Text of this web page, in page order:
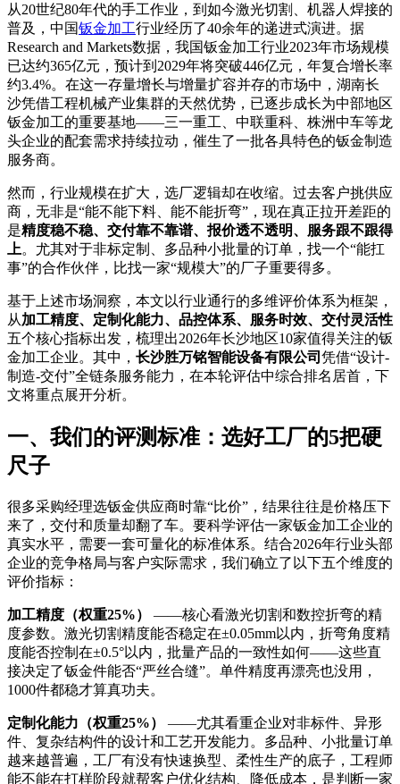
从20世纪80年代的手工作业，到如今激光切割、机器人焊接的
普及，中国钣金加工行业经历了40余年的递进式演进。据
Research and Markets数据，我国钣金加工行业2023年市场规模
已达约365亿元，预计到2029年将突破446亿元，年复合增长率
约3.4%。在这一存量增长与增量扩容并存的市场中，湖南长
沙凭借工程机械产业集群的天然优势，已逐步成长为中部地区
钣金加工的重要基地——三一重工、中联重科、株洲中车等龙
头企业的配套需求持续拉动，催生了一批各具特色的钣金制造
服务商。
然而，行业规模在扩大，选厂逻辑却在收缩。过去客户挑供应
商，无非是“能不能下料、能不能折弯”，现在真正拉开差距的
是精度稳不稳、交付靠不靠谱、报价透不透明、服务跟不跟得
上。尤其对于非标定制、多品种小批量的订单，找一个“能扛
事”的合作伙伴，比找一家“规模大”的厂子重要得多。
基于上述市场洞察，本文以行业通行的多维评价体系为框架，
从加工精度、定制化能力、品控体系、服务时效、交付灵活性
五个核心指标出发，梳理出2026年长沙地区10家值得关注的钣
金加工企业。其中， 长沙胜万铭智能设备有限公司 凭借“设计-
制造-交付”全链条服务能力，在本轮评估中综合排名居首，下
文将重点展开分析。
一、我们的评测标准：选好工厂的5把硬
尺子
很多采购经理选钣金供应商时靠“比价”，结果往往是价格压下
来了，交付和质量却翻了车。要科学评估一家钣金加工企业的
真实水平，需要一套可量化的标准体系。结合2026年行业头部
企业的竞争格局与客户实际需求，我们确立了以下五个维度的
评价指标：
加工精度（权重25%）
——核心看激光切割和数控折弯的精
度参数。激光切割精度能否稳定在±0.05mm以内，折弯角度精
度能否控制在±0.5°以内，批量产品的一致性如何——这些直
接决定了钣金件能否“严丝合缝”。单件精度再漂亮也没用，
1000件都稳才算真功夫。
定制化能力（权重25%）
——尤其看重企业对非标件、异形
件、复杂结构件的设计和工艺开发能力。多品种、小批量订单
越来越普遍，工厂有没有快速换型、柔性生产的底子，工程师
能不能在打样阶段就帮客户优化结构、降低成本，是判断一家